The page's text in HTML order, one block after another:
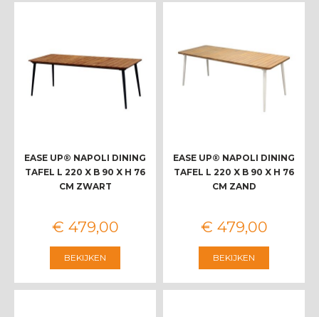
EASE UP® NAPOLI DINING
TAFEL L 220 X B 90 X H 76
CM ZWART
€ 479,00
BEKIJKEN
EASE UP® NAPOLI DINING
TAFEL L 220 X B 90 X H 76
CM ZAND
€ 479,00
BEKIJKEN